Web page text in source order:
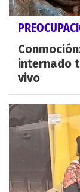
internado
vivo